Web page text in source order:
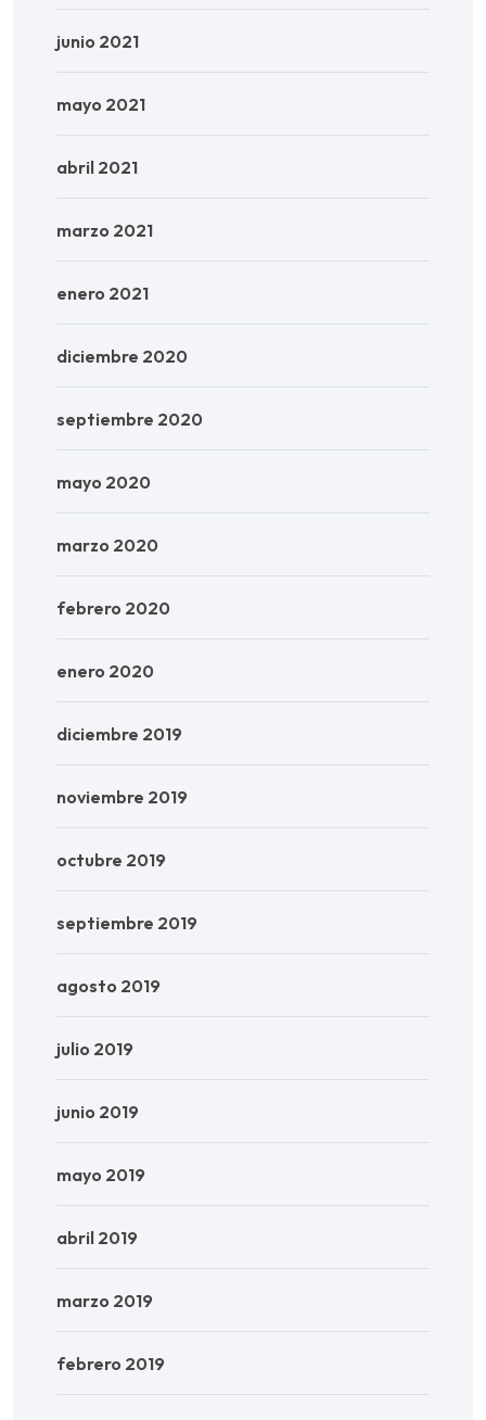
junio 2021
mayo 2021
abril 2021
marzo 2021
enero 2021
diciembre 2020
septiembre 2020
mayo 2020
marzo 2020
febrero 2020
enero 2020
diciembre 2019
noviembre 2019
octubre 2019
septiembre 2019
agosto 2019
julio 2019
junio 2019
mayo 2019
abril 2019
marzo 2019
febrero 2019